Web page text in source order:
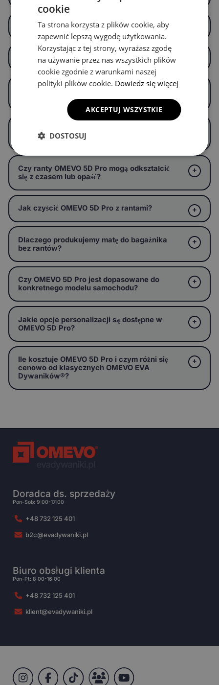
Co oznacza „5D" w nazwie OMEVO 5D Pro?
Jak wysokie są ranty w OMEVO 5D Pro?
Dla kogo OMEVO 5D Pro jest szczególnie
wodoszczelne?
Czy ranty OMEVO 5D Pro mogą odkształcić
się z czasem lub opaść?
Jak czyścić OMEVO 5D Pro z rantami?
Dlaczego produkujemy matę do bagażnika
bez rantów?
Czy OMEVO 5D Pro jest dopasowane do
konkretnego modelu samochodu?
Jakie opcje personalizacji są dostępne w
OMEVO 5D Pro?
Ile kosztuje OMEVO 5D Pro i czym różni się
cenowo od klasycznych OMEVO EVA
Dywaników®?
Doradca ds. sprzedaży
Pon-Sob: 9:00-17:00
+48 732 125 401
b2c@evadywaniki.pl
Biuro obsługi klienta
Pon-Pt: 8:00-16:00
+48 732 125 401
klient@evadywaniki.pl
cookie
Ta strona korzysta z plików cookie, aby
zapewnić lepszą wygodę użytkowania.
Korzystając z tej strony, wyrażasz zgodę
na używanie przez nas wszystkich plików
cookie zgodnie z warunkami naszej
polityki plików cookie. Dowiedz się więcej
AKCEPTUJ WSZYSTKIE
DOSTOSUJ